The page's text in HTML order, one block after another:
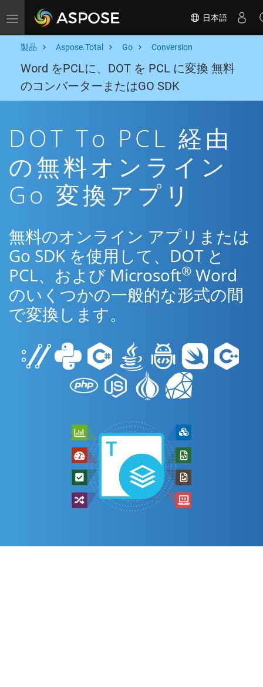
Toggle navigation 日本語
製品 Aspose.Total Go Conversion
Word をPCLに、DOT を PCL に変換 無料
のコンバーターまたはGO SDK
DOT To PCL 経由
の無料オンライン
Go 変換アプリ
無料のオンライン アプリまたは
Go SDK を使用して、DOT と
PCL、および Microsoft® Word
のいくつかの一般的な形式の間
で変換します。